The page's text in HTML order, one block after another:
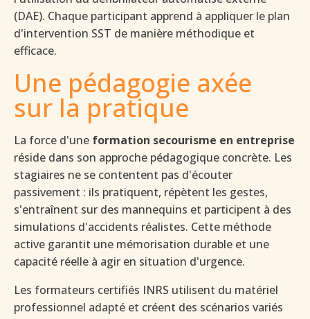
(DAE). Chaque participant apprend à appliquer le plan
d'intervention SST de manière méthodique et
efficace.
Une pédagogie axée
sur la pratique
La force d'une formation secourisme en entreprise
réside dans son approche pédagogique concrète. Les
stagiaires ne se contentent pas d'écouter
passivement : ils pratiquent, répètent les gestes,
s'entraînent sur des mannequins et participent à des
simulations d'accidents réalistes. Cette méthode
active garantit une mémorisation durable et une
capacité réelle à agir en situation d'urgence.
Les formateurs certifiés INRS utilisent du matériel
professionnel adapté et créent des scénarios variés